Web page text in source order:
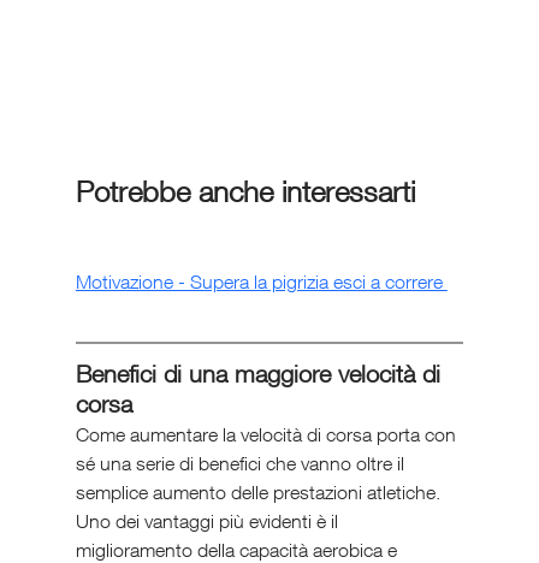
Potrebbe anche interessarti
Motivazione - Supera la pigrizia esci a correre
Benefici di una maggiore velocità di
corsa
Come aumentare la velocità di corsa porta con
sé una serie di benefici che vanno oltre il
semplice aumento delle prestazioni atletiche.
Uno dei vantaggi più evidenti è il
miglioramento della capacità aerobica e